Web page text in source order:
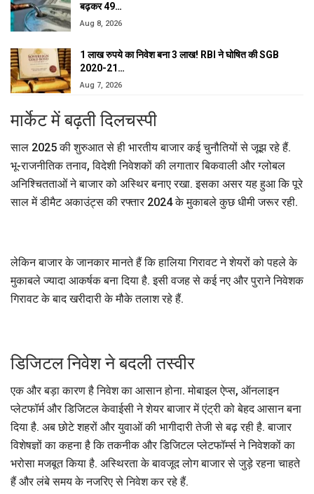
बढ़कर 49…
Aug 8, 2026
1 लाख रुपये का निवेश बना 3 लाख! RBI ने घोषित की SGB
2020-21…
Aug 7, 2026
मार्केट में बढ़ती दिलचस्पी
साल 2025 की शुरुआत से ही भारतीय बाजार कई चुनौतियों से जूझ रहे हैं.
भू-राजनीतिक तनाव, विदेशी निवेशकों की लगातार बिकवाली और ग्लोबल
अनिश्चितताओं ने बाजार को अस्थिर बनाए रखा. इसका असर यह हुआ कि पूरे
साल में डीमैट अकाउंट्स की रफ्तार 2024 के मुकाबले कुछ धीमी जरूर रही.
लेकिन बाजार के जानकार मानते हैं कि हालिया गिरावट ने शेयरों को पहले के
मुकाबले ज्यादा आकर्षक बना दिया है. इसी वजह से कई नए और पुराने निवेशक
गिरावट के बाद खरीदारी के मौके तलाश रहे हैं.
डिजिटल निवेश ने बदली तस्वीर
एक और बड़ा कारण है निवेश का आसान होना. मोबाइल ऐप्स, ऑनलाइन
प्लेटफॉर्म और डिजिटल केवाईसी ने शेयर बाजार में एंट्री को बेहद आसान बना
दिया है. अब छोटे शहरों और युवाओं की भागीदारी तेजी से बढ़ रही है. बाजार
विशेषज्ञों का कहना है कि तकनीक और डिजिटल प्लेटफॉर्म्स ने निवेशकों का
भरोसा मजबूत किया है. अस्थिरता के बावजूद लोग बाजार से जुड़े रहना चाहते
हैं और लंबे समय के नजरिए से निवेश कर रहे हैं.